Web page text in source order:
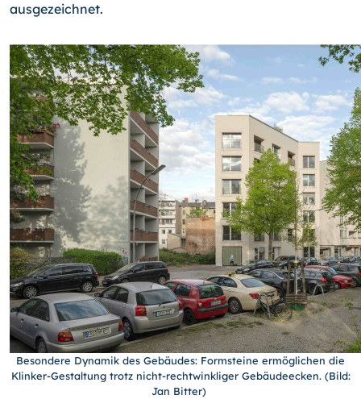
ausgezeichnet.
Besondere Dynamik des Gebäudes: Formsteine ermöglichen die
Klinker-Gestaltung trotz nicht-rechtwinkliger Gebäudeecken. (Bild:
Jan Bitter)